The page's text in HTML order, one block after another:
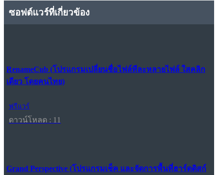
ซอฟต์แวร์ที่เกี่ยวข้อง
RenameCub (โปรแกรมเปลี่ยนชื่อไฟล์ทีละหลายไฟล์ ใสคลิก
เดียว โดยคนไทย)
ฟรีแวร์
ดาวน์โหลด : 11
Grand Perspective (โปรแกรมเช็ค และจัดการพื้นที่ฮาร์ดดิสก์